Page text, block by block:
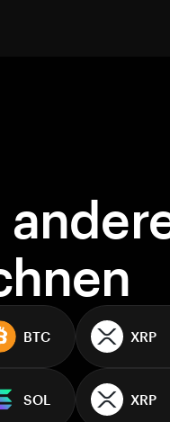
BTC XRP
SOL XRP